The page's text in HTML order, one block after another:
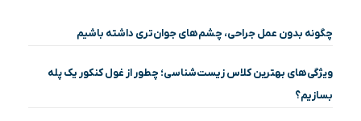
چگونه بدون عمل جراحی، چشم‌های جوان‌تری داشته باشیم
ویژگی‌های بهترین کلاس زیست‌شناسی؛ چطور از غول کنکور یک پله
بسازیم؟